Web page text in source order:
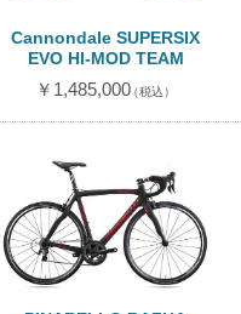
Cannondale SUPERSIX
EVO HI-MOD TEAM
￥1,485,000（税込）